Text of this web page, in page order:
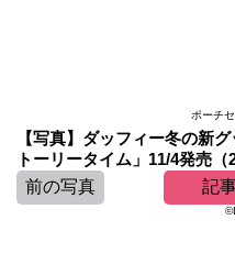
ポーチ
【写真】ダッフィー冬の新
トーリータイム」11/4発売（
前の写真
記